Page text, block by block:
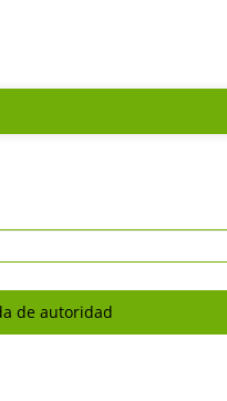
de autoridad